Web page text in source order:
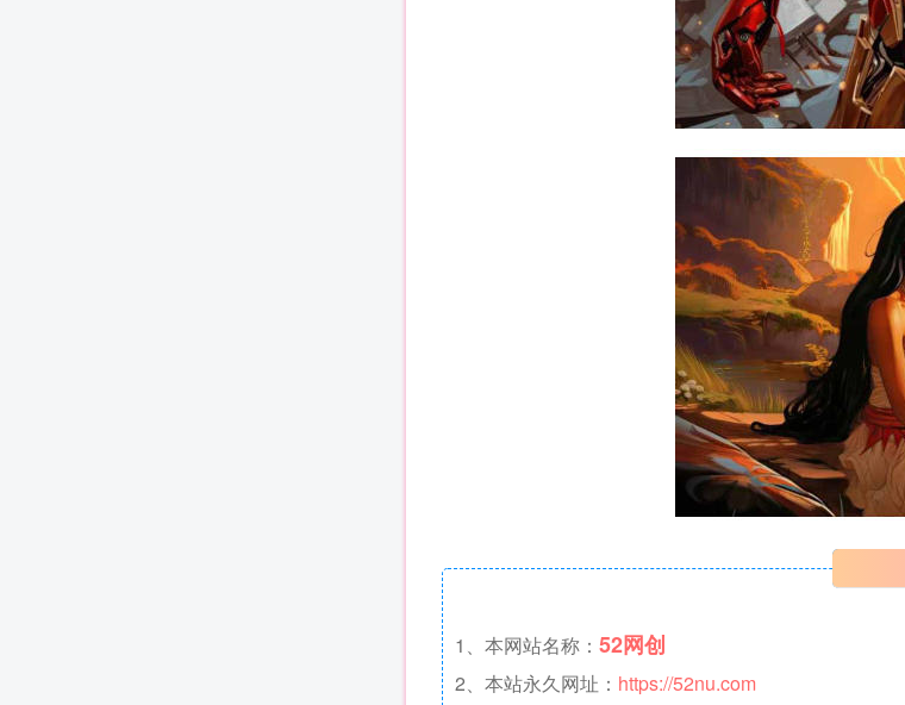
1、本网站名称： 52网创
2、本站永久网址： https://52nu.com